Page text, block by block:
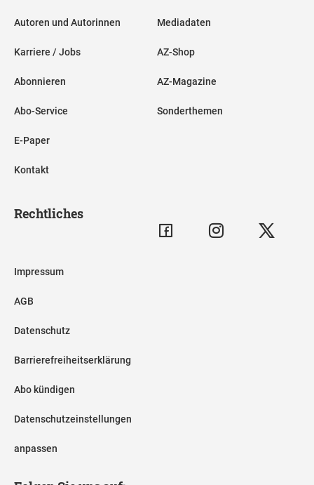
Autoren und Autorinnen
Karriere / Jobs
Abonnieren
Abo-Service
E-Paper
Kontakt
Mediadaten
AZ-Shop
AZ-Magazine
Sonderthemen
Rechtliches
Impressum
AGB
Datenschutz
Barrierefreiheitserklärung
Abo kündigen
Datenschutzeinstellungen
anpassen